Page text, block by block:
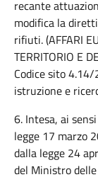
recante
modifica la
rifiuti. (AFFARI
TERRITORIO E
Codice sito
istruzione e
6. Intesa, ai
legge 17 marzo
dalla legge 24
del Ministro